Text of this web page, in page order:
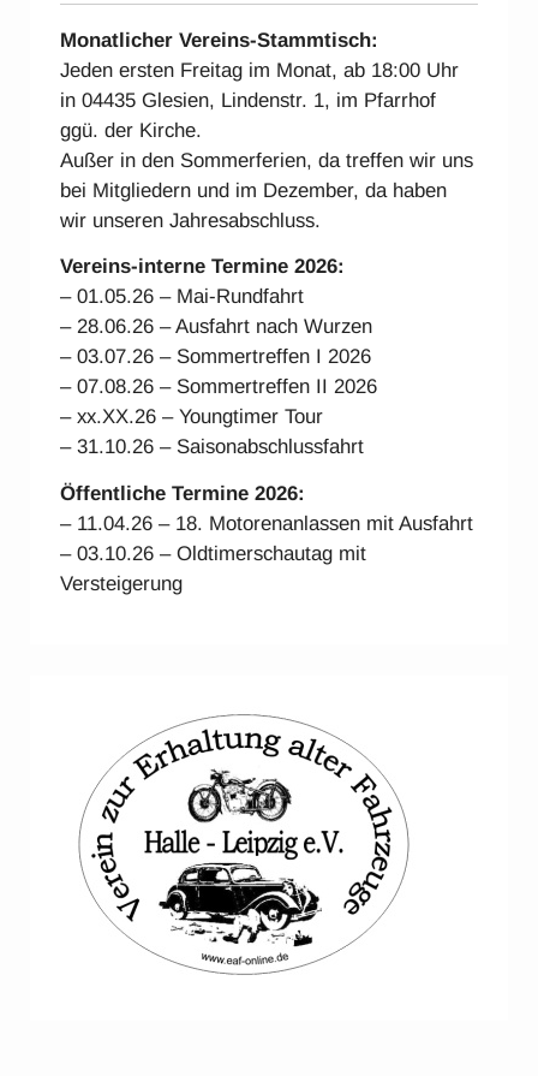
Monatlicher Vereins-Stammtisch:
Jeden ersten Freitag im Monat, ab 18:00 Uhr
in 04435 Glesien, Lindenstr. 1, im Pfarrhof
ggü. der Kirche.
Außer in den Sommerferien, da treffen wir uns
bei Mitgliedern und im Dezember, da haben
wir unseren Jahresabschluss.
Vereins-interne Termine 2026:
– 01.05.26 – Mai-Rundfahrt
– 28.06.26 – Ausfahrt nach Wurzen
– 03.07.26 – Sommertreffen I 2026
– 07.08.26 – Sommertreffen II 2026
– xx.XX.26 – Youngtimer Tour
– 31.10.26 – Saisonabschlussfahrt
Öffentliche Termine 2026:
– 11.04.26 – 18. Motorenanlassen mit Ausfahrt
– 03.10.26 – Oldtimerschautag mit
Versteigerung